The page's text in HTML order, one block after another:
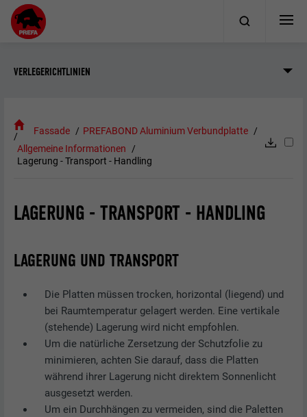
VERLEGERICHTLINIEN
Fassade
PREFABOND Aluminium Verbundplatte
Allgemeine Informationen
Lagerung - Transport - Handling
LAGERUNG - TRANSPORT - HANDLING
LAGERUNG UND TRANSPORT
Die Platten müssen trocken, horizontal (liegend) und
bei Raumtemperatur gelagert werden. Eine vertikale
(stehende) Lagerung wird nicht empfohlen.
Um die natürliche Zersetzung der Schutzfolie zu
minimieren, achten Sie darauf, dass die Platten
während ihrer Lagerung nicht direktem Sonnenlicht
ausgesetzt werden.
Um ein Durchhängen zu vermeiden, sind die Paletten